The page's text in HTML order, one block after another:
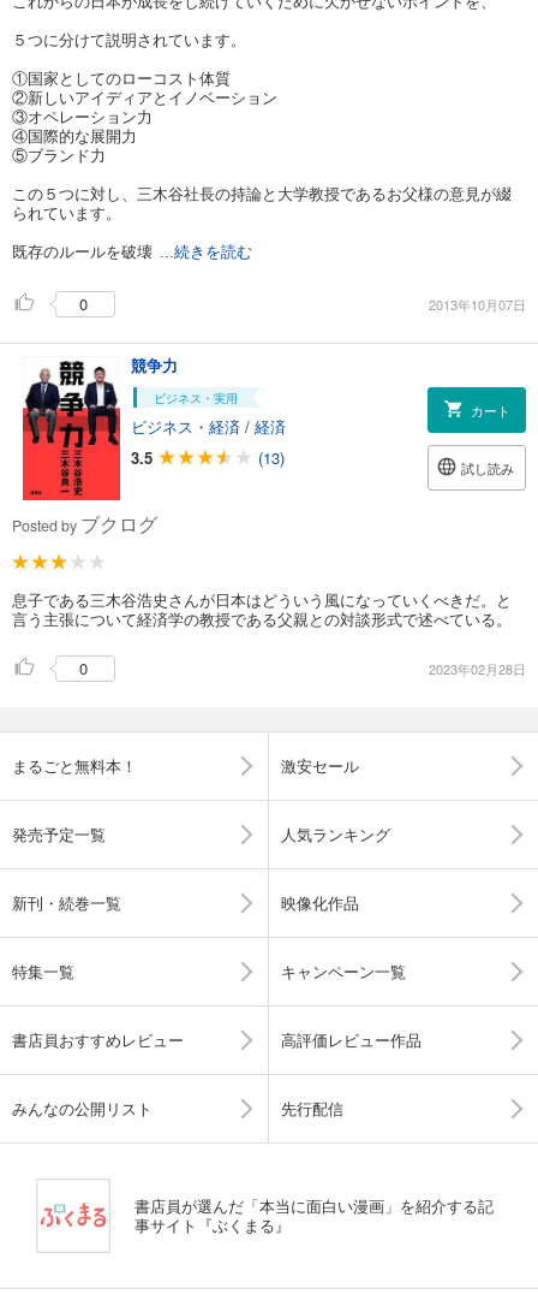
５つに分けて説明されています。
①国家としてのローコスト体質
②新しいアイディアとイノベーション
③オペレーション力
④国際的な展開力
⑤ブランド力
この５つに対し、三木谷社長の持論と大学教授であるお父様の意見が綴
られています。
既存のルールを破壊 ...続きを読む
0 2013年10月07日
競争力
ビジネス・実用
ビジネス・経済 / 経済
3.5
(13)
カート
試し読み
Posted by ブクログ
息子である三木谷浩史さんが日本はどういう風になっていくべきだ。と
言う主張について経済学の教授である父親との対談形式で述べている。
0 2023年02月28日
まるごと無料本！ 激安セール
発売予定一覧 人気ランキング
新刊・続巻一覧 映像化作品
特集一覧 キャンペーン一覧
書店員おすすめレビュー 高評価レビュー作品
みんなの公開リスト 先行配信
書店員が選んだ「本当に面白い漫画」を紹介する記
事サイト『ぶくまる』